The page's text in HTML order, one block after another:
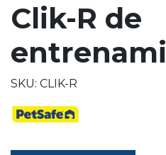
Clik-R de
SKU: CLIK-R